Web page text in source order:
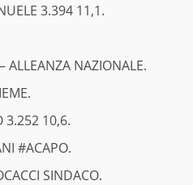
3.394 11,1.
ALLEANZA NAZIONALE.
3.252 10,6.
#ACAPO.
SINDACO.